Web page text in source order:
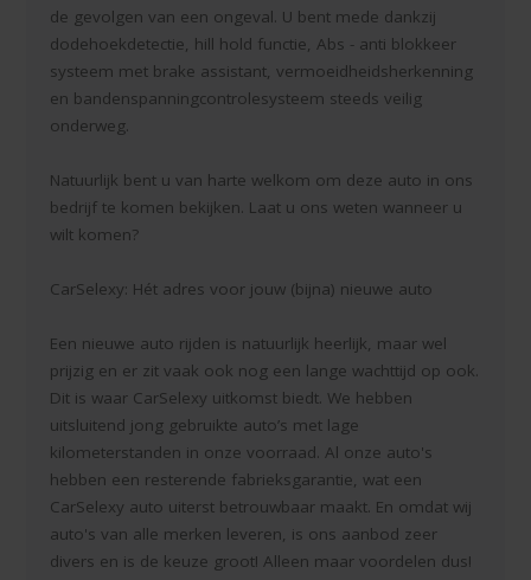
de gevolgen van een ongeval. U bent mede dankzij
dodehoekdetectie, hill hold functie, Abs - anti blokkeer
systeem met brake assistant, vermoeidheidsherkenning
en bandenspanningcontrolesysteem steeds veilig
onderweg.
Natuurlijk bent u van harte welkom om deze auto in ons
bedrijf te komen bekijken. Laat u ons weten wanneer u
wilt komen?
CarSelexy: Hét adres voor jouw (bijna) nieuwe auto
Een nieuwe auto rijden is natuurlijk heerlijk, maar wel
prijzig en er zit vaak ook nog een lange wachttijd op ook.
Dit is waar CarSelexy uitkomst biedt. We hebben
uitsluitend jong gebruikte auto’s met lage
kilometerstanden in onze voorraad. Al onze auto's
hebben een resterende fabrieksgarantie, wat een
CarSelexy auto uiterst betrouwbaar maakt. En omdat wij
auto's van alle merken leveren, is ons aanbod zeer
divers en is de keuze groot! Alleen maar voordelen dus!